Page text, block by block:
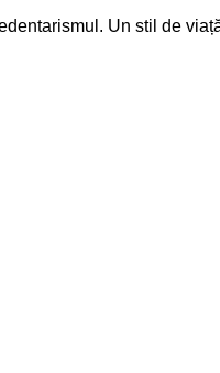
Un stil de